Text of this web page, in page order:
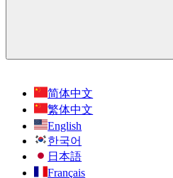
简体中文
繁体中文
English
한국어
日本語
Français